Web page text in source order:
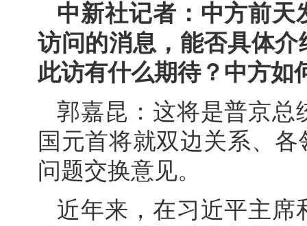
中新社记者：中方前
访问的消息，能否具体
此访有什么期待？中方如
郭嘉昆：这将是普京总
国元首将就双边关系、
问题交换意见。
近年来，在习近平主席